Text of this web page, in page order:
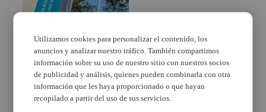
L’esport d’Aldaia
seguix el ritme online
Utilizamos cookies para personalizar el contenido, los
anuncios y analizar nuestro tráfico. También compartimos
información sobre su uso de nuestro sitio con nuestros socios
de publicidad y análisis, quienes pueden combinarla con otra
información que les haya proporcionado o que hayan
recopilado a partir del uso de sus servicios.